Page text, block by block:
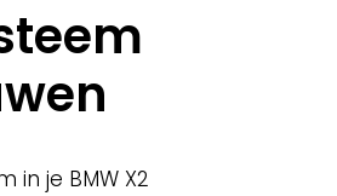
in je BMW X2